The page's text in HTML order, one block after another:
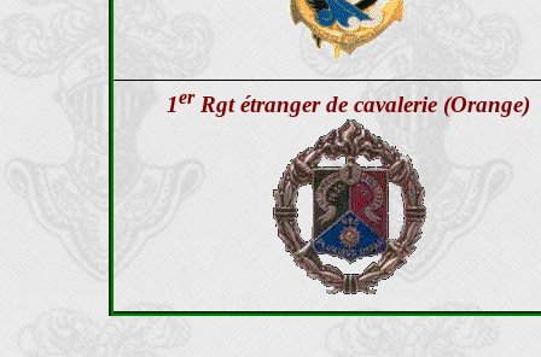
1erRgt étranger de cavalerie (Orange)